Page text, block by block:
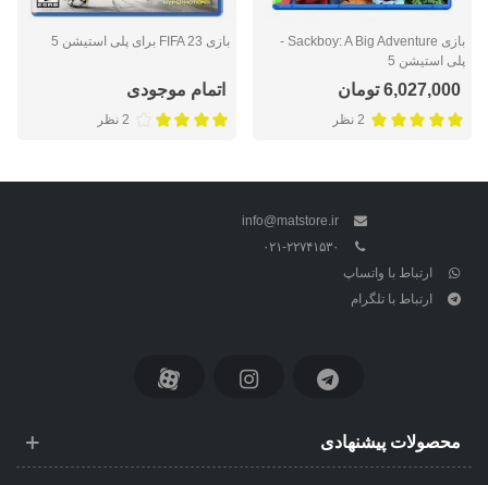
بازی Sackboy: A Big Adventure -
پلی استیشن 5
6,027,000 تومان
2 نظر
بازی FIFA 23 برای پلی استیشن 5
اتمام موجودی
2 نظر
info@matstore.ir
۰۲۱-۲۲۷۴۱۵۳۰
ارتباط با واتساپ
ارتباط با تلگرام
محصولات پیشنهادی